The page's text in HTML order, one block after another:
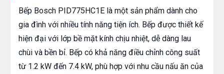
Bếp Bosch PID775HC1E là một sản phẩm dành cho
gia đình với nhiều tính năng tiện ích. Bếp được thiết kế
hiện đại với lớp bề mặt kính chịu nhiệt, dễ dàng lau
chùi và bền bỉ. Bếp có khả năng điều chỉnh công suất
từ 1.2 kW đến 7.4 kW, phù hợp với nhu cầu nấu ăn của